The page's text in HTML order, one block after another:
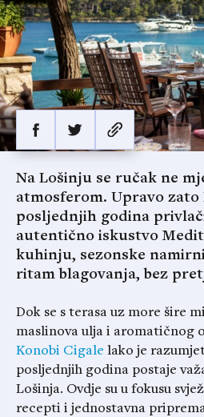
Na Lošinju se ručak ne
atmosferom. Upravo zato
posljednjih godina
autentično iskustvo
kuhinju, sezonske
ritam blagovanja, bez
Dok se s terasa uz more šire
maslinova ulja i aromatičnog
Konobi Cigale lako je
posljednjih godina postaje
Lošinja. Ovdje su u fokusu
recepti i jednostavna